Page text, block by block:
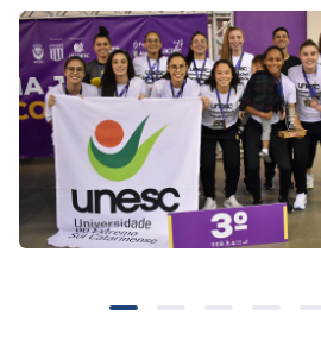
Selecione
o idioma
A+